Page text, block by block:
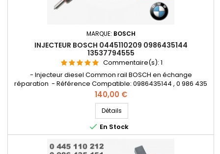
MARQUE: BOSCH
INJECTEUR BOSCH 0445110209 0986435144
13537794555
Commentaire(s): 1
- Injecteur diesel Common rail BOSCH en échange
réparation - Référence Compatible: 0986435144 , 0 986 435
144 , 0 445 110 209 , 13537790117 , 13537794435 , 13537794555 ,
7790117 , 7794435 , 7794555 - Pour motorisation BMW 2.0d ,
2.5d , 3.0d Pièce d'origine
Prix
140,00 €
Détails
 En Stock